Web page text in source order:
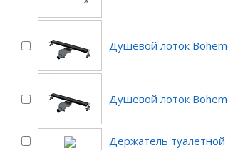
Душевой лоток
Душевой лоток
Держатель туалетной